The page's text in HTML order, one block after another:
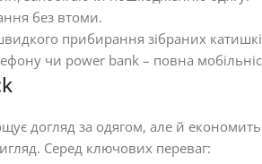
без втоми.
прибирання зібраних
чи power bank – повна
догляд за одягом, але й
Серед ключових переваг: